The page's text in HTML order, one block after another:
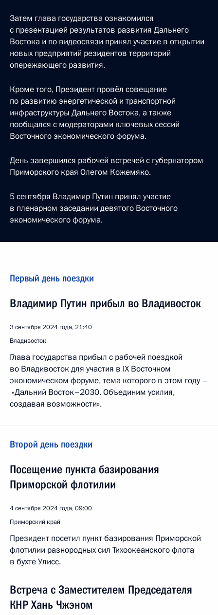
Затем глава государства ознакомился
с презентацией результатов развития Дальнего
Востока и по видеосвязи принял участие в открытии
новых предприятий резидентов территорий
опережающего развития.
Кроме того, Президент провёл совещание
по развитию энергетической и транспортной
инфраструктуры Дальнего Востока, а также
пообщался с модераторами ключевых сессий
Восточного экономического форума.
День завершился рабочей встречей с губернатором
Приморского края Олегом Кожемяко.
5 сентября Владимир Путин принял участие
в пленарном заседании девятого Восточного
экономического форума.
Первый день поездки
Владимир Путин прибыл во Владивосток
3 сентября 2024 года, 21:40
Владивосток
Глава государства прибыл с рабочей поездкой
во Владивосток для участия в IX Восточном
экономическом форуме, тема которого в этом году –
«Дальний Восток–2030. Объединим усилия,
создавая возможности».
Второй день поездки
Посещение пункта базирования
Приморской флотилии
4 сентября 2024 года, 09:00
Приморский край
Президент посетил пункт базирования Приморской
флотилии разнородных сил Тихоокеанского флота
в бухте Улисс.
Встреча с Заместителем Председателя
КНР Хань Чжэном